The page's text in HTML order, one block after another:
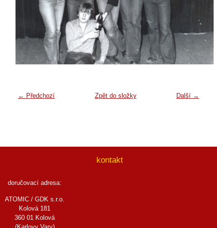
← Předchozí Další →
Zpět do složky
kontakt
doručovací adresa:
ATOMIC / GDK s.r.o.
Kolová 181
360 01 Kolová